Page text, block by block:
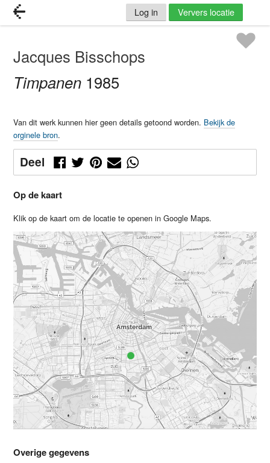
Log in Ververs locatie
Jacques Bisschops
Timpanen 1985
Van dit werk kunnen hier geen details getoond worden. Bekijk de
orginele bron.
Deel
Op de kaart
Klik op de kaart om de locatie te openen in Google Maps.
Overige gegevens